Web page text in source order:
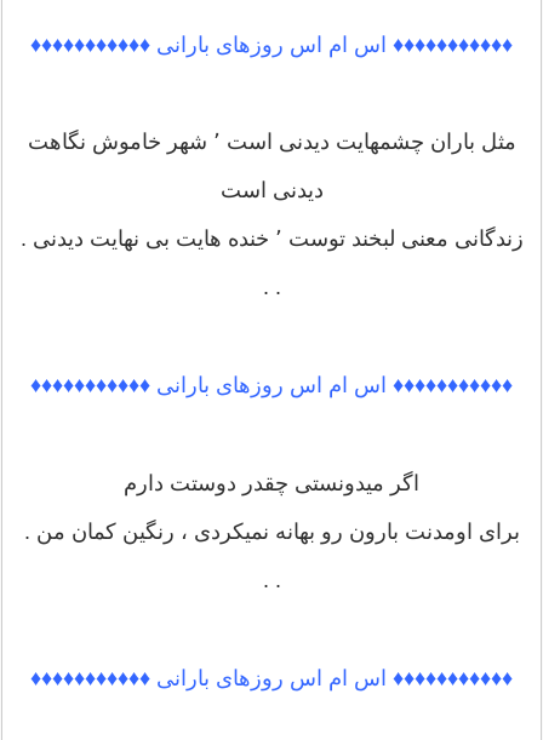
♦♦♦♦♦♦♦♦♦♦♦ اس ام اس روزهای بارانی ♦♦♦♦♦♦♦♦♦♦♦
مثل باران چشمهایت دیدنی است ٬ شهر خاموش نگاهت
دیدنی است
زندگانی معنی لبخند توست ٬ خنده هایت بی نهایت دیدنی .
. .
♦♦♦♦♦♦♦♦♦♦♦ اس ام اس روزهای بارانی ♦♦♦♦♦♦♦♦♦♦♦
اگر میدونستی چقدر دوستت دارم
برای اومدنت بارون رو بهانه نمیکردی ، رنگین کمان من .
. .
♦♦♦♦♦♦♦♦♦♦♦ اس ام اس روزهای بارانی ♦♦♦♦♦♦♦♦♦♦♦